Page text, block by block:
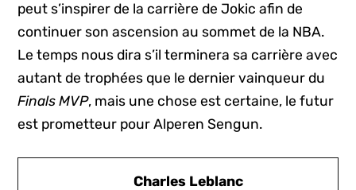
peut s’inspirer de la carrière de Jokic afin de
continuer son ascension au sommet de la NBA.
Le temps nous dira s’il terminera sa carrière avec
autant de trophées que le dernier vainqueur du
Finals MVP, mais une chose est certaine, le futur
est prometteur pour Alperen Sengun.
Charles Leblanc